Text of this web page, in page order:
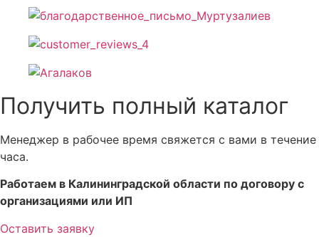
Получить полный каталог
Менеджер в рабочее время свяжется с вами в течение
часа.
Работаем в Калининградской области по договору с
организациями или ИП
Оставить заявку